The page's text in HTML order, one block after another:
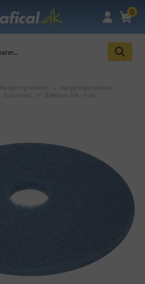
0
Rengøringsartikler
Rengøringsmaskiner
Gulvrondel, 11", Ø280mm, blå - 5 stk